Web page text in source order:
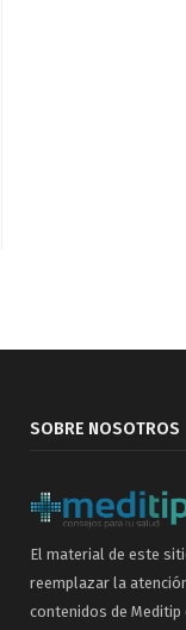
SOBRE NOSOTROS
El material de este
reemplazar la
contenidos de